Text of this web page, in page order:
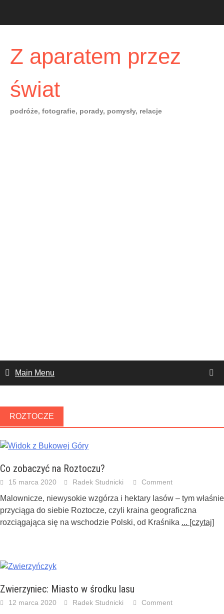
Z aparatem przez
świat
podróże, fotografie, porady, pomysły, relacje
Main Menu
ROZTOCZE
Co zobaczyć na Roztoczu?
15 marca 2020 Radek Studnicki Comment
Malownicze, niewysokie wzgórza i hektary lasów – tym właśnie
przyciąga do siebie Roztocze, czyli kraina geograficzna
rozciągająca się na wschodzie Polski, od Kraśnika ... [czytaj]
Zwierzyniec: Miasto w środku lasu
12 marca 2020 Radek Studnicki Comment